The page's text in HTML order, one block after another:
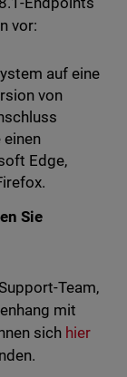
vor:
auf eine
von
einen
Edge,
Sie
Team,
mit
sich hier